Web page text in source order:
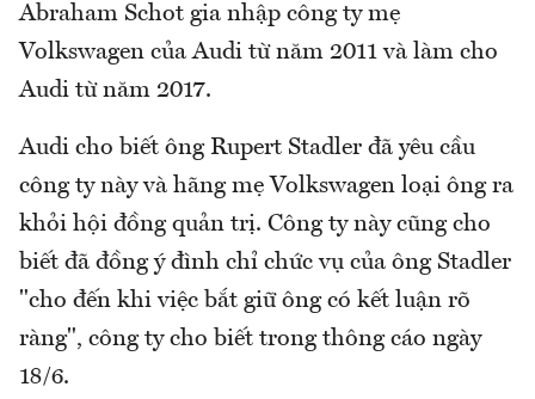
Abraham Schot gia nhập công ty mẹ
Volkswagen của Audi từ năm 2011 và làm cho
Audi từ năm 2017.
Audi cho biết ông Rupert Stadler đã yêu cầu
công ty này và hãng mẹ Volkswagen loại ông ra
khỏi hội đồng quản trị. Công ty này cũng cho
biết đã đồng ý đình chỉ chức vụ của ông Stadler
"cho đến khi việc bắt giữ ông có kết luận rõ
ràng", công ty cho biết trong thông cáo ngày
18/6.